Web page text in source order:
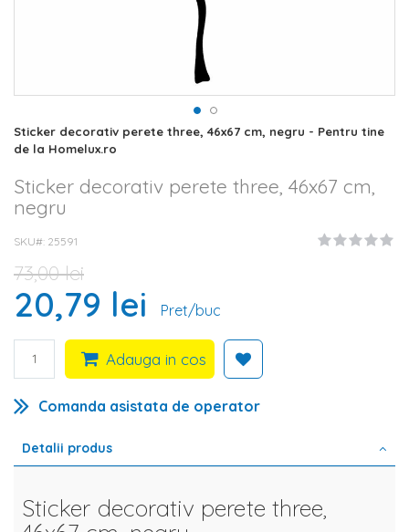
Skip
to
beginning
of
the
gallery
Sticker decorativ perete three, 46x67 cm, negru - Pentru tine
de la Homelux.ro
Sticker decorativ perete three, 46x67 cm,
negru
SKU# 25591
73,00 lei
20,79 lei Pret/buc
Adauga in cos
Comanda asistata de operator
Detalii produs
Sticker decorativ perete three,